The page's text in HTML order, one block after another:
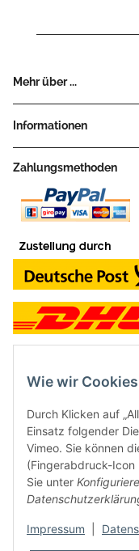
Mehr über ...
Informationen
Zahlungsmethoden
Neben dem
Frontline Games
Färbereiweg 3A
24358 Hütten
Wie wir
Durch Klicken auf
Einsatz folgender
Vimeo. Sie können
(Fingerabdruck-Icon
Sie unter
Impressum